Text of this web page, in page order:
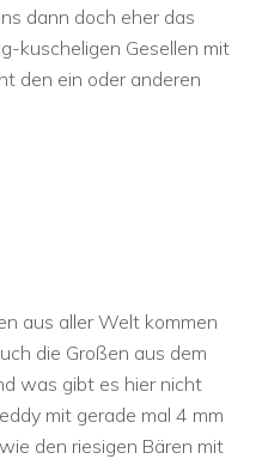
dann doch eher das
kuscheligen Gesellen mit
den ein oder anderen
aus aller Welt kommen
die Großen aus dem
was gibt es hier nicht
mit gerade mal 4 mm
den riesigen Bären mit